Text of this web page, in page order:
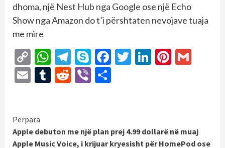
dhoma, një Nest Hub nga Google ose një Echo
Show nga Amazon do t’i përshtaten nevojave tuaja
me mire
Copy
Link
WhatsApp
Telegram
SkypeFacebook
Twitter
LinkedIn
EmailTumblr
Reddit
Viber
Continue
Reading
Përpara
Apple debuton me një plan prej 4.99 dollarë në muaj
Apple Music Voice, i krijuar kryesisht për HomePod ose